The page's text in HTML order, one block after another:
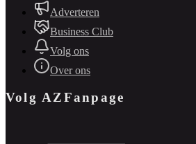
Adverteren
Business Club
Volg ons
Over ons
Volg AZFanpage